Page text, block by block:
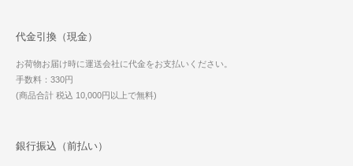
代金引換（現金）
お荷物お届け時に運送会社に代金をお支払いください。
手数料：330円
(商品合計 税込 10,000円以上で無料)
銀行振込（前払い）